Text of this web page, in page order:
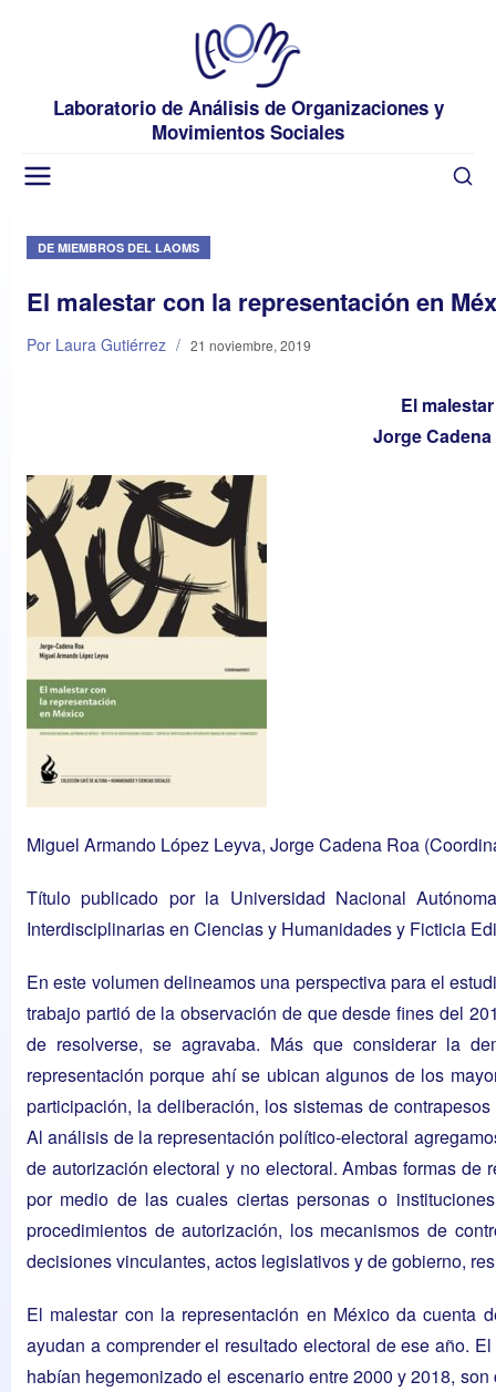
Laboratorio de Análisis de Organizaciones y
Movimientos Sociales
DE MIEMBROS DEL LAOMS
El malestar con la representación en
Por Laura Gutiérrez / 21 noviembre, 2019
El
Jorge
Miguel Armando López Leyva, Jorge Cadena Roa
Título publicado por la Universidad Nacional
Interdisciplinarias en Ciencias y Humanidades y Ficticia
En este volumen delineamos una perspectiva para el
trabajo partió de la observación de que desde fines del
de resolverse, se agravaba. Más que considerar la
representación porque ahí se ubican algunos de los
participación, la deliberación, los sistemas de
Al análisis de la representación político-electoral
de autorización electoral y no electoral. Ambas formas
por medio de las cuales ciertas personas o
procedimientos de autorización, los mecanismos de
decisiones vinculantes, actos legislativos y de gobierno,
El malestar con la representación en México da
ayudan a comprender el resultado electoral de ese año.
habían hegemonizado el escenario entre 2000 y 2018,